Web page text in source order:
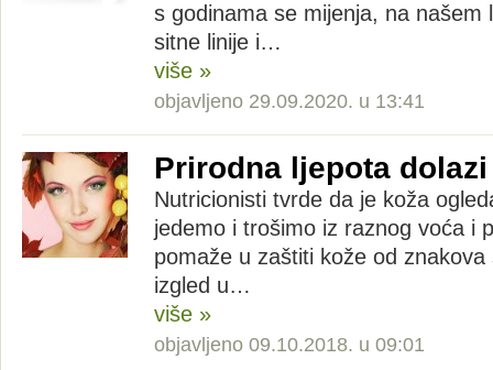
s godinama se mijenja, na našem
sitne linije i…
više »
objavljeno 29.09.2020. u 13:41
Prirodna ljepota
Nutricionisti tvrde da je koža
jedemo i trošimo iz raznog voća i
pomaže u zaštiti kože od
izgled u…
više »
objavljeno 09.10.2018. u 09:01